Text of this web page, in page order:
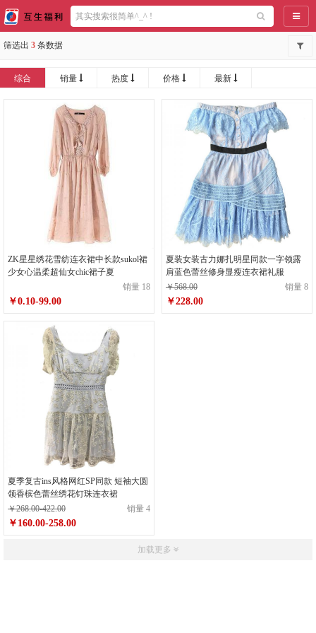
导航
筛选出 3 条数据
综合 销量 热度 价格 最新
ZK星星绣花雪纺连衣裙中长款sukol裙
少女心温柔超仙女chic裙子夏
销量 18
￥0.10-99.00
夏装女装古力娜扎明星同款一字领露
肩蓝色蕾丝修身显瘦连衣裙礼服
￥568.00
销量 8
￥228.00
夏季复古ins风格网红SP同款 短袖大圆
领香槟色蕾丝绣花钉珠连衣裙
￥268.00-422.00
销量 4
￥160.00-258.00
加载更多